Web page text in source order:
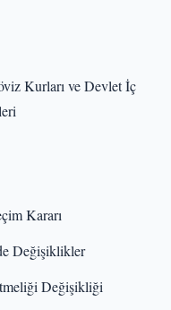
Kurları ve Devlet İç
Kararı
Değişiklikler
Değişikliği